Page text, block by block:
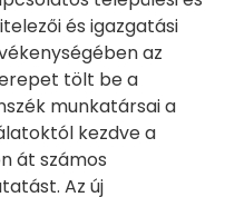
és igazgatási
az
tölt be a
munkatársai a
kezdve a
át számos
Az új